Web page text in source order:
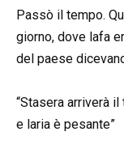
Passò il tempo.
giorno, dove lafa
del paese
“Stasera arriverà
e laria è pesante”